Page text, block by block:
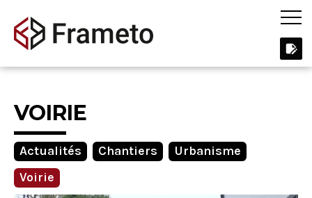
VOIRIE
Actualités Chantiers
Urbanisme
Voirie